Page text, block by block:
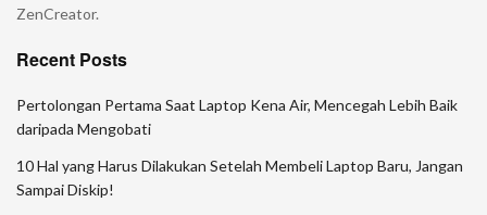
ZenCreator.
Recent Posts
Pertolongan Pertama Saat Laptop Kena Air, Mencegah Lebih Baik
daripada Mengobati
10 Hal yang Harus Dilakukan Setelah Membeli Laptop Baru, Jangan
Sampai Diskip!